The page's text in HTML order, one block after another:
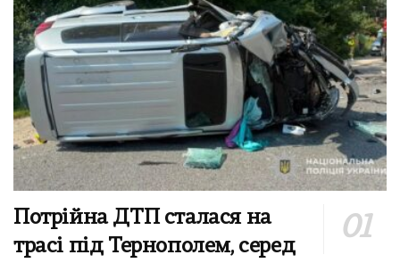
Потрійна ДТП сталася на
трасі під Тернополем, серед